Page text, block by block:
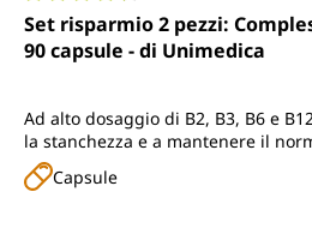
Valutazione media di 4.3 su 5
Set risparmio 2 pezzi:
90 capsule - di Unimedica
Ad alto dosaggio di B2, B3, B6 e
la stanchezza e a mantenere il
energetico, con vitamina C, D, K,
maca, reishi, ginseng, rhodiola, tè
Capsule